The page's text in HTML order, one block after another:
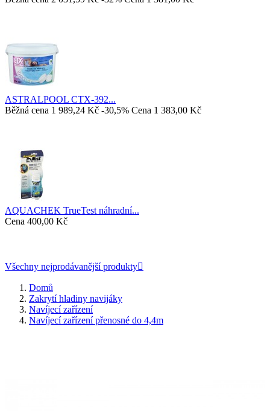
ASTRALPOOL CTX-392...
Běžná cena 1 989,24 Kč -30,5% Cena 1 383,00 Kč
AQUACHEK TrueTest náhradní...
Cena 400,00 Kč
Všechny nejprodávanější produkty
Domů
Zakrytí hladiny navijáky
Navíjecí zařízení
Navíjecí zařízení přenosné do 4,4m